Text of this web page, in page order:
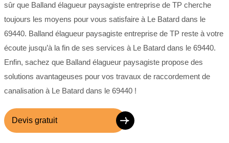
sûr que Balland élagueur paysagiste entreprise de TP cherche
toujours les moyens pour vous satisfaire à Le Batard dans le
69440. Balland élagueur paysagiste entreprise de TP reste à votre
écoute jusqu’à la fin de ses services à Le Batard dans le 69440.
Enfin, sachez que Balland élagueur paysagiste propose des
solutions avantageuses pour vos travaux de raccordement de
canalisation à Le Batard dans le 69440 !
Devis gratuit